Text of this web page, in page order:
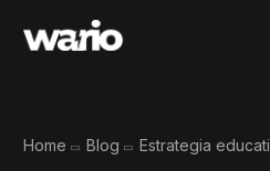
Home Blog Estrategia